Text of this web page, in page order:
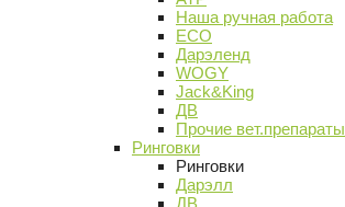
Наша ручная работа
ECO
Дарэленд
WOGY
Jack&King
ДВ
Прочие вет.препараты
Ринговки
Ринговки
Дарэлл
ДВ